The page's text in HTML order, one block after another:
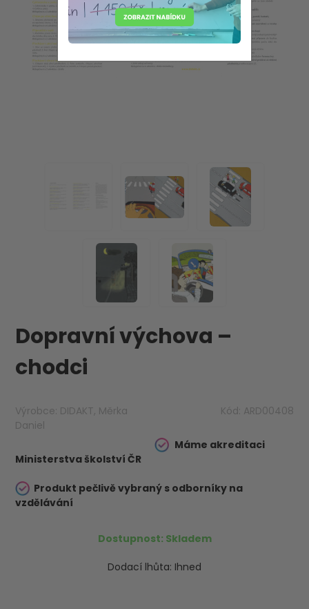
Dopravní výchova –
chodci
Výrobce: DIDAKT, Měrka
Daniel
Kód: ARD00408
Máme akreditaci
Ministerstva školství ČR
Produkt pečlivě vybraný s odborníky na
vzdělávání
Dostupnost: Skladem
Dodací lhůta: Ihned